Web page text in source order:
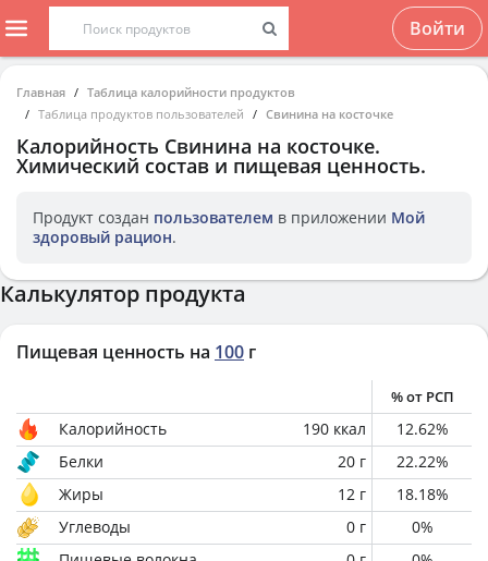
Войти
Главная
Таблица калорийности продуктов
Таблица продуктов пользователей
Свинина на косточке
Калорийность Свинина на косточке.
Химический состав и пищевая ценность.
Продукт создан пользователем в приложении Мой
здоровый рацион.
Калькулятор продукта
Пищевая ценность на 100 г
% от РСП
Калорийность 190 ккал 12.62%
Белки
20 г 22.22%
Жиры
12 г 18.18%
Углеводы
0 г 0%